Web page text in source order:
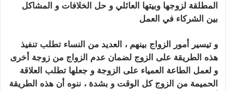
المطلقة لزوجها وبيتها العائلي و حل الخلافات و المشاكل
بين الشركاء في العمل
و تيسير أمور الزواج بينهم ، العديد من النساء تطلب تنفيذ
هذه الطريقة على الزوج لضمان عدم الزواج من زوجة أخرى
و لعمل الطاعة العمياء على الزوجة و جعلها تطلب العلاقة
الحميمة من الزوج كل الوقت و بشدة ، ننوه أن هذه الطريقة